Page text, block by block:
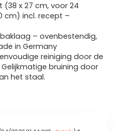
(38 x 27 cm, voor 24
cm) incl. recept –
– ovenbestendig,
in Germany
reiniging door de
bruining door
het staal.